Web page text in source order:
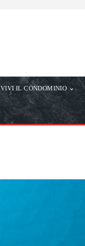
VIVI IL CONDOMINIO